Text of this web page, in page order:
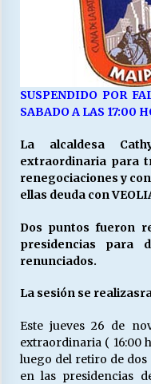
¿Qué
23/
VOLVER
28/
S.O.S.
30/
SUSPENDIDO POR
SABADO A LAS 17:00
La alcaldesa
extraordinaria para
renegociaciones y
ellas deuda con
Dos puntos fueron
presidencias para
renunciados.
La sesión se
Este jueves 26 de
extraordinaria ( 16:00
luego del retiro de dos
en las presidencias